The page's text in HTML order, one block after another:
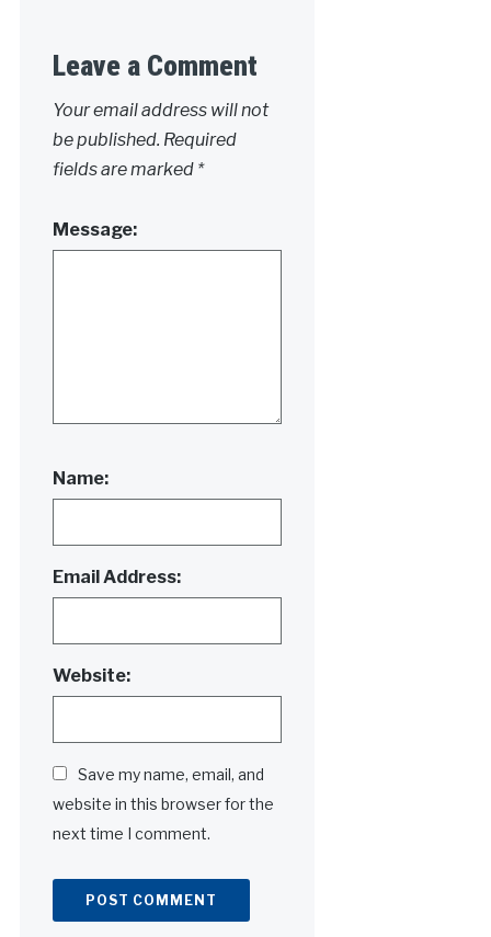
Leave a Comment
Your email address will not
be published. Required
fields are marked *
Message:
Name:
Email Address:
Website:
Save my name, email, and
website in this browser for the
next time I comment.